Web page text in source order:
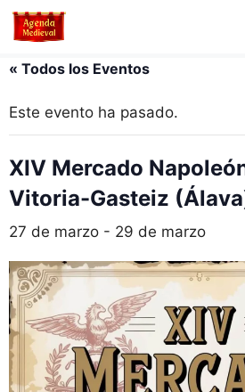
Saltar
« Todos los Eventos
Este evento ha pasado.
XIV Mercado
Vitoria-Gasteiz
27 de marzo - 29 de marzo